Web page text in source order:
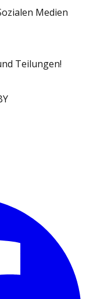
Medien
Teilungen!